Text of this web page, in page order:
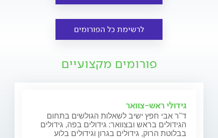
לרשימת כל הפורומים
פורומים מקצועיים
גידולי ראש-צוואר
ד"ר אבי חפץ ישיב לשאלות הגולשים בתחום
הגידולים בראש ובצוואר: גידולים בפה, גידולים
בבלוטת הרוק, גידולים בגרון וגידולים בלוע